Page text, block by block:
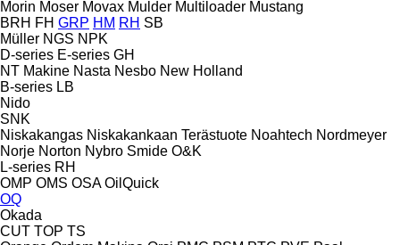
Morin Moser Movax Mulder Multiloader Mustang
BRH FH GRP HM RH SB
Müller NGS NPK
D-series E-series GH
NT Makine Nasta Nesbo New Holland
B-series LB
Nido
SNK
Niskakangas Niskakankaan Terästuote Noahtech Nordmeyer
Norje Norton Nybro Smide O&K
L-series RH
OMP OMS OSA OilQuick
OQ
Okada
CUT TOP TS